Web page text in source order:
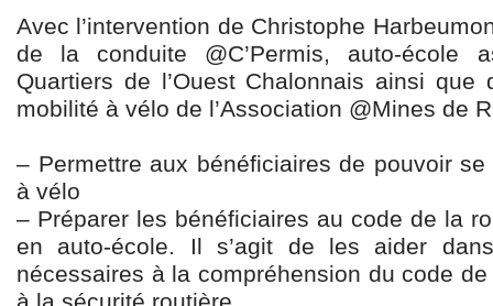
Avec l’intervention de Christophe
de la conduite @C’Permis, auto-école
Quartiers de l’Ouest Chalonnais ainsi que
mobilité à vélo de l’Association @Mines de
– Permettre aux bénéficiaires de pouvoir
à vélo
– Préparer les bénéficiaires au code de la
en auto-école. Il s’agit de les aider
nécessaires à la compréhension du code